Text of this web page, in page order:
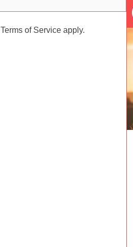
Terms of Service apply.